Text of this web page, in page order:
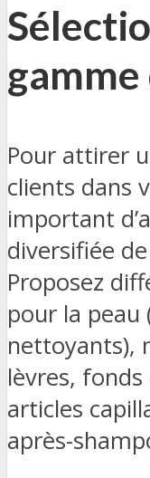
Pour attirer
clients dans
important
diversifiée
Proposez
pour la peau
nettoyants),
lèvres,
articles
après-